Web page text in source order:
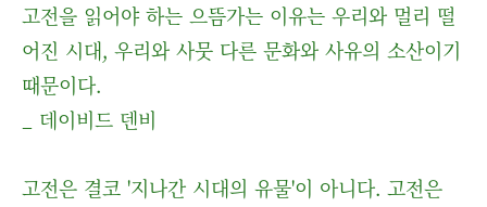
고전을 읽어야 하는 으뜸가는 이유는 우리와 멀리 떨
어진 시대, 우리와 사뭇 다른 문화와 사유의 소산이기
때문이다.
_ 데이비드 덴비
고전은 결코 '지나간 시대의 유물'이 아니다. 고전은